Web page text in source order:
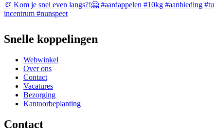
Snelle koppelingen
Webwinkel
Over ons
Contact
Vacatures
Bezorging
Kantoorbeplanting
Contact